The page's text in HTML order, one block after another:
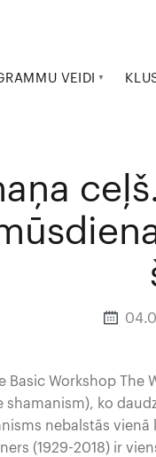
VEIDI
Basic Workshop
shamanism), ko
nebalstās
(1929-2018) ir